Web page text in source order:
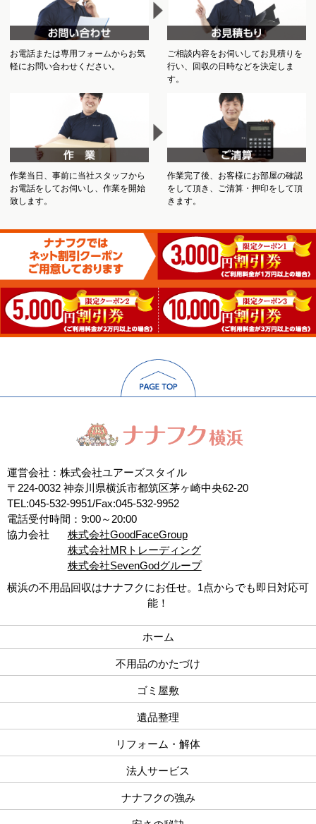
お電話または専用フォームからお気
軽にお問い合わせください。
ご相談内容をお伺いしてお見積りを
行い、回収の日時などを決定しま
す。
作業当日、事前に当社スタッフから
お電話をしてお伺いし、作業を開始
致します。
作業完了後、お客様にお部屋の確認
をして頂き、ご清算・押印をして頂
きます。
運営会社：株式会社ユアーズスタイル
〒224-0032 神奈川県横浜市都筑区茅ヶ崎中央62-20
TEL:045-532-9951/Fax:045-532-9952
電話受付時間：9:00～20:00
協力会社
株式会社GoodFaceGroup
株式会社MRトレーディング
株式会社SevenGodグループ
横浜の不用品回収はナナフクにお任せ。1点からでも即日対応可
能！
ホーム
不用品のかたづけ
ゴミ屋敷
遺品整理
リフォーム・解体
法人サービス
ナナフクの強み